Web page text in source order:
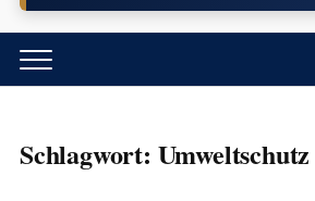
Schlagwort: Umweltschutz